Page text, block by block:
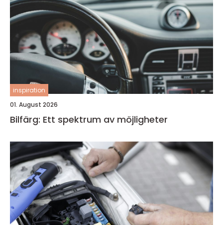
inspiration
01. August 2026
Bilfärg: Ett spektrum av möjligheter